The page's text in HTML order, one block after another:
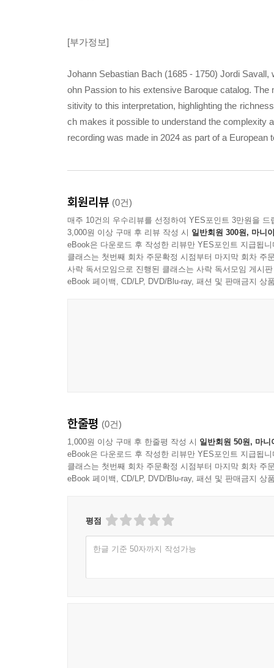
[부가정보]
Johann Sebastian Bach (1685 - 1750) Jordi
ohn Passion to his extensive Baroque catalog.
sitivity to this interpretation, highlighting the
ch makes it possible to understand the complexity
recording was made in 2024 as part of a
회원리뷰 (0건)
매주 10건의 우수리뷰를 선정하여 YES포인트 3만원을 드
3,000원 이상 구매 후 리뷰 작성 시 일반회원 300원, 마니
eBook은 다운로드 후 작성한 리뷰만 YES포인트 지급됩니
클래스는 첫번째 회차 주문확정 시점부터 마지막 회차 주
사락 독서모임으로 진행된 클래스는 사락 독서모임 게시
eBook 페이백, CD/LP, DVD/Blu-ray, 패션 및 판매금지 상
한줄평 (0건)
1,000원 이상 구매 후 한줄평 작성 시 일반회원 50원, 마니
eBook은 다운로드 후 작성한 리뷰만 YES포인트 지급됩니
클래스는 첫번째 회차 주문확정 시점부터 마지막 회차 주
eBook 페이백, CD/LP, DVD/Blu-ray, 패션 및 판매금지 상
평점
한글 기준 50자까지 작성가능